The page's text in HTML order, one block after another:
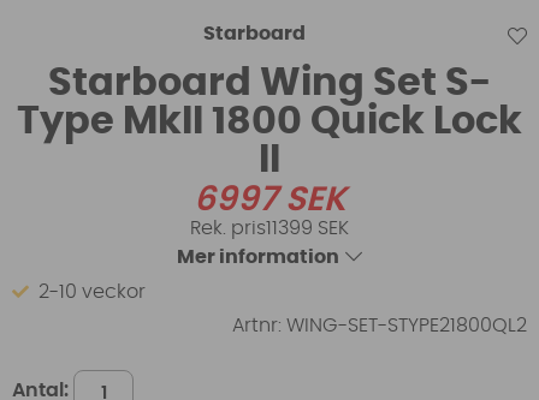
Starboard
Starboard Wing Set S-
Type MkII 1800 Quick Lock
6997SEK
11399 SEK
Mer information
2-10 veckor
Artnr: WING-SET-STYPE21800QL2
Antal: